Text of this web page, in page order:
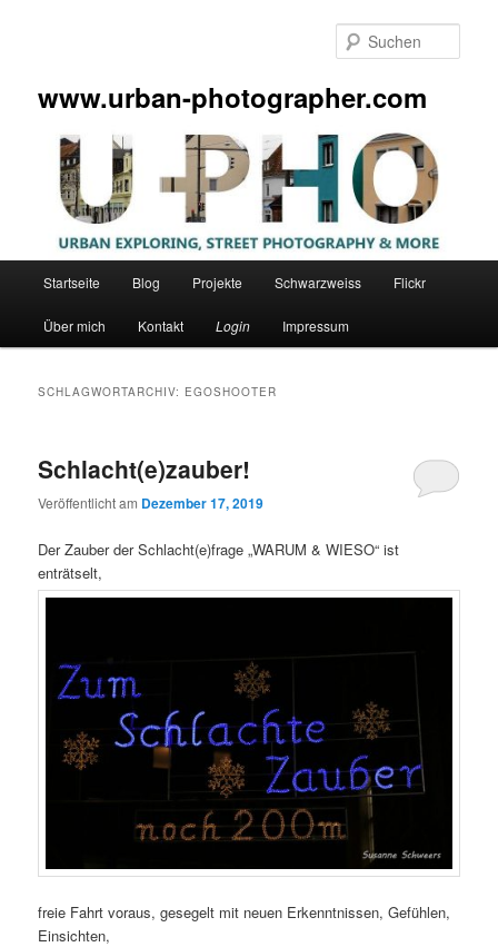
www.urban-photographer.com
Startseite Blog Projekte Schwarzweiss Flickr
Über mich Kontakt Login Impressum
SCHLAGWORTARCHIV: EGOSHOOTER
Schlacht(e)zauber!
Veröffentlicht am Dezember 17, 2019
Der Zauber der Schlacht(e)frage „WARUM & WIESO“ ist
enträtselt,
freie Fahrt voraus, gesegelt mit neuen Erkenntnissen, Gefühlen,
Einsichten,